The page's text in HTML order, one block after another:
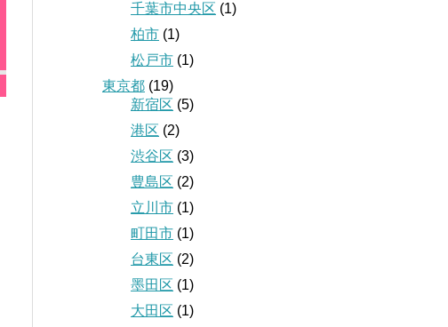
千葉市中央区 (1)
柏市 (1)
松戸市 (1)
東京都 (19)
新宿区 (5)
港区 (2)
渋谷区 (3)
豊島区 (2)
立川市 (1)
町田市 (1)
台東区 (2)
墨田区 (1)
大田区 (1)